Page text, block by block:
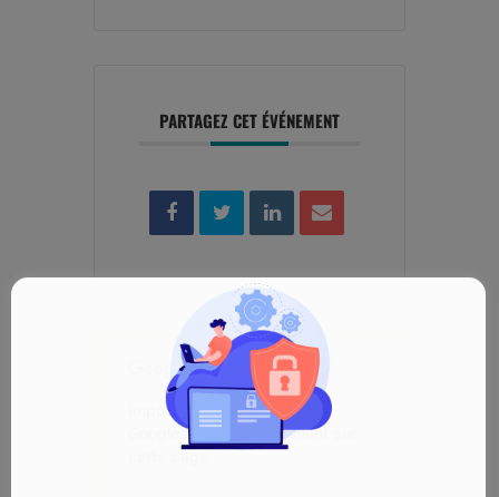
PARTAGEZ CET ÉVÉNEMENT
Impossible de charger
Google Maps correctement sur
cette page.